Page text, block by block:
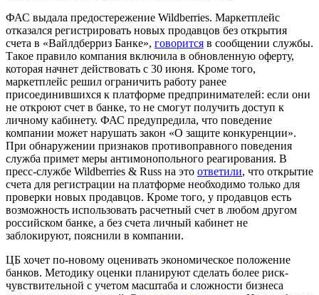
ФАС выдала предостережение Wildberries. Маркетплейс
отказался регистрировать новых продавцов без открытия
счета в «Вайлдберриз Банке», говорится в сообщении службы.
Такое правило компания включила в обновленную оферту,
которая начнет действовать с 30 июня. Кроме того,
маркетплейс решил ограничить работу ранее
присоединившихся к платформе предпринимателей: если они
не откроют счет в банке, то не смогут получить доступ к
личному кабинету. ФАС предупредила, что поведение
компании может нарушать закон «О защите конкуренции».
При обнаружении признаков противоправного поведения
служба примет меры антимонопольного реагирования. В
пресс-службе Wildberries & Russ на это ответили, что открытие
счета для регистрации на платформе необходимо только для
проверки новых продавцов. Кроме того, у продавцов есть
возможность использовать расчетный счет в любом другом
российском банке, а без счета личный кабинет не
заблокируют, пояснили в компании.
ЦБ хочет по-новому оценивать экономическое положение
банков. Методику оценки планируют сделать более риск-
чувствительной с учетом масштаба и сложности бизнеса